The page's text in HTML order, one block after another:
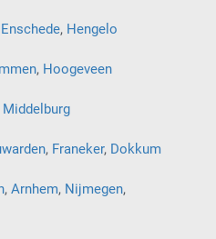
Enschede, Hengelo
, Hoogeveen
Middelburg
, Franeker, Dokkum
, Arnhem, Nijmegen,